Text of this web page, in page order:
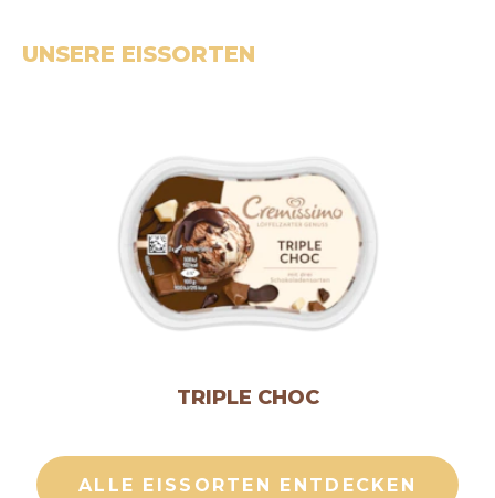
UNSERE EISSORTEN
TRIPLE CHOC
ALLE EISSORTEN ENTDECKEN